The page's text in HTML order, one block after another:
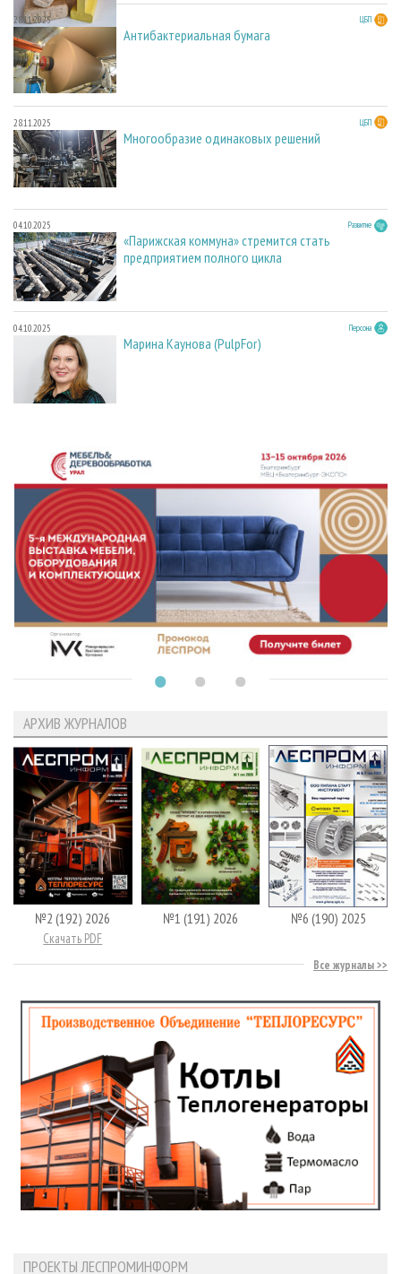
28.11.2025 ЦБП
Антибактериальная бумага
28.11.2025 ЦБП
Многообразие одинаковых решений
04.10.2025 Развитие
«Парижская коммуна» стремится стать
предприятием полного цикла
04.10.2025 Персона
Марина Каунова (PulpFor)
АРХИВ ЖУРНАЛОВ
№2 (192) 2026
Скачать PDF
№1 (191) 2026 №6 (190) 2025
Все журналы
ПРОЕКТЫ ЛЕСПРОМИНФОРМ